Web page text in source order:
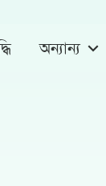
অন্যান্য